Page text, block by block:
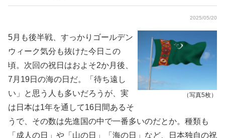
2025/05/20
（写真5枚）
5月も後半戦、すっかりゴールデン
ウィーク気分も抜けた今日この
頃。次回の祝日はおよそ2か月後、
7月19日の海の日だ。「待ち遠し
い」と思う人も多いだろうが、実
は日本は1年を通して16日間あるそ
うで、その数は先進国の中で一番多いのだとか。種類も
「成人の日」や「山の日」「海の日」など、日本独自の祝